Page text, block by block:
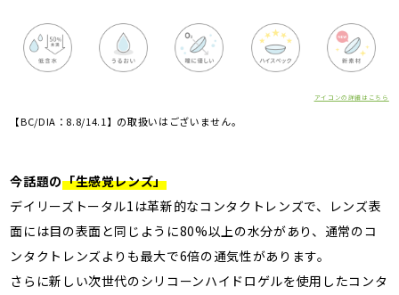
アイコンの詳細はこちら
【BC/DIA：8.8/14.1】の取扱いはございません。
今話題の「生感覚レンズ」
デイリーズトータル1は革新的なコンタクトレンズで、レンズ表
面には目の表面と同じように80%以上の水分があり、通常のコ
ンタクトレンズよりも最大で6倍の通気性があります。
さらに新しい次世代のシリコーンハイドロゲルを使用したコンタ